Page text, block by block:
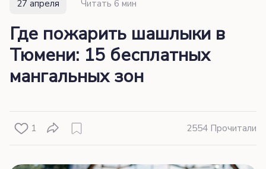
27 апреля Читать 6 мин
Где пожарить шашлыки в
Тюмени: 15 бесплатных
мангальных зон
1 2554 Прочитали